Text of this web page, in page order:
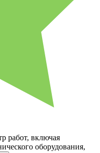
работ, включая
оборудования,